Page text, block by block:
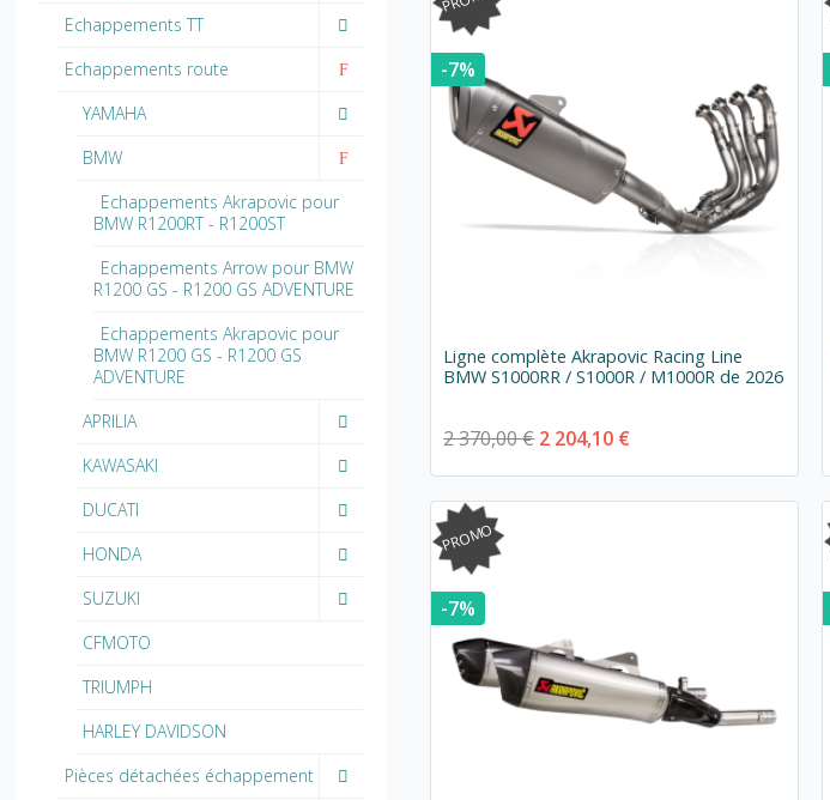
-7%
Ligne complète Akrapovic Racing Line
BMW S1000RR / S1000R / M1000R de 2026
2 370,00 € 2 204,10 €
PROMO
-7%
Echappements TT
Echappements route
YAMAHA
BMW
Echappements Akrapovic pour
BMW R1200RT - R1200ST
Echappements Arrow pour BMW
R1200 GS - R1200 GS ADVENTURE
Echappements Akrapovic pour
BMW R1200 GS - R1200 GS
ADVENTURE
APRILIA
KAWASAKI
DUCATI
HONDA
SUZUKI
CFMOTO
TRIUMPH
HARLEY DAVIDSON
Pièces détachées échappement